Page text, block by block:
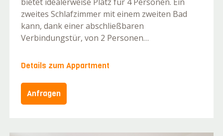
zweites Schlafzimmer mit einem zweiten Bad
kann, dank einer abschließbaren
Verbindungstür, von 2 Personen…
Details zum Appartment
Anfragen